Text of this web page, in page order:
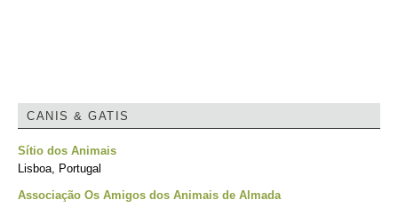
CANIS & GATIS
Sítio dos Animais
Lisboa, Portugal
Associação Os Amigos dos Animais de Almada